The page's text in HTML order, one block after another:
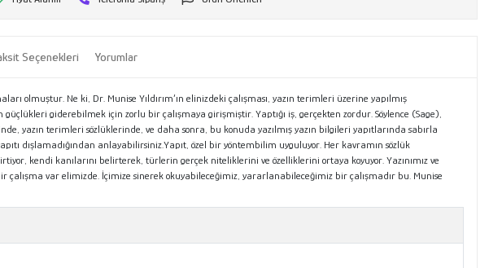
Seçenekleri Yorumlar
olmuştur. Ne ki, Dr. Munise Yıldırım’ın elinizdeki çalışması, yazın terimleri üzerine yapılmış
güçlükleri giderebilmek için zorlu bir çalışmaya girişmiştir. Yaptığı iş, gerçekten zordur. Söylence (Sage),
yazın terimleri sözlüklerinde, ve daha sonra, bu konuda yazılmış yazın bilgileri yapıtlarında sabırla
dışlamadığından anlayabilirsiniz.Yapıt, özel bir yöntembilim uyguluyor. Her kavramın sözlük
kendi kanılarını belirterek, türlerin gerçek niteliklerini ve özelliklerini ortaya koyuyor. Yazınımız ve
çalışma var elimizde. İçimize sinerek okuyabileceğimiz, yararlanabileceğimiz bir çalışmadır bu. Munise